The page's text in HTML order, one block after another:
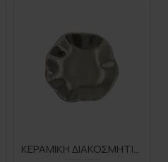
ΚΕΡΑΜΙΚΗ ΔΙΑΚΟΣΜΗΤΙΚΗ ΠΙΑΤΕΛΑ ΑΝΟΙΧΤΟ ΧΡΥΣΟ ΣΤΑΜΠΩΤΟ - 25x25x5cm 1/8KIB